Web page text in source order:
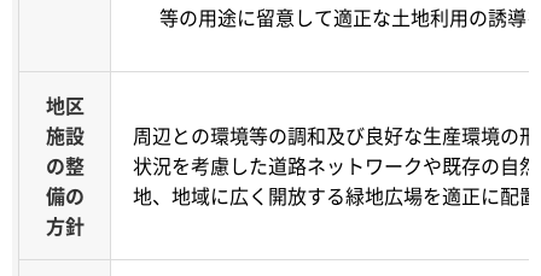
等の用途に留意して適正な土地利用の誘導
地区
施設
の整
備の
方針
周辺との環境等の調和及び良好な生産環境の
状況を考慮した道路ネットワークや既存の自
地、地域に広く開放する緑地広場を適正に配